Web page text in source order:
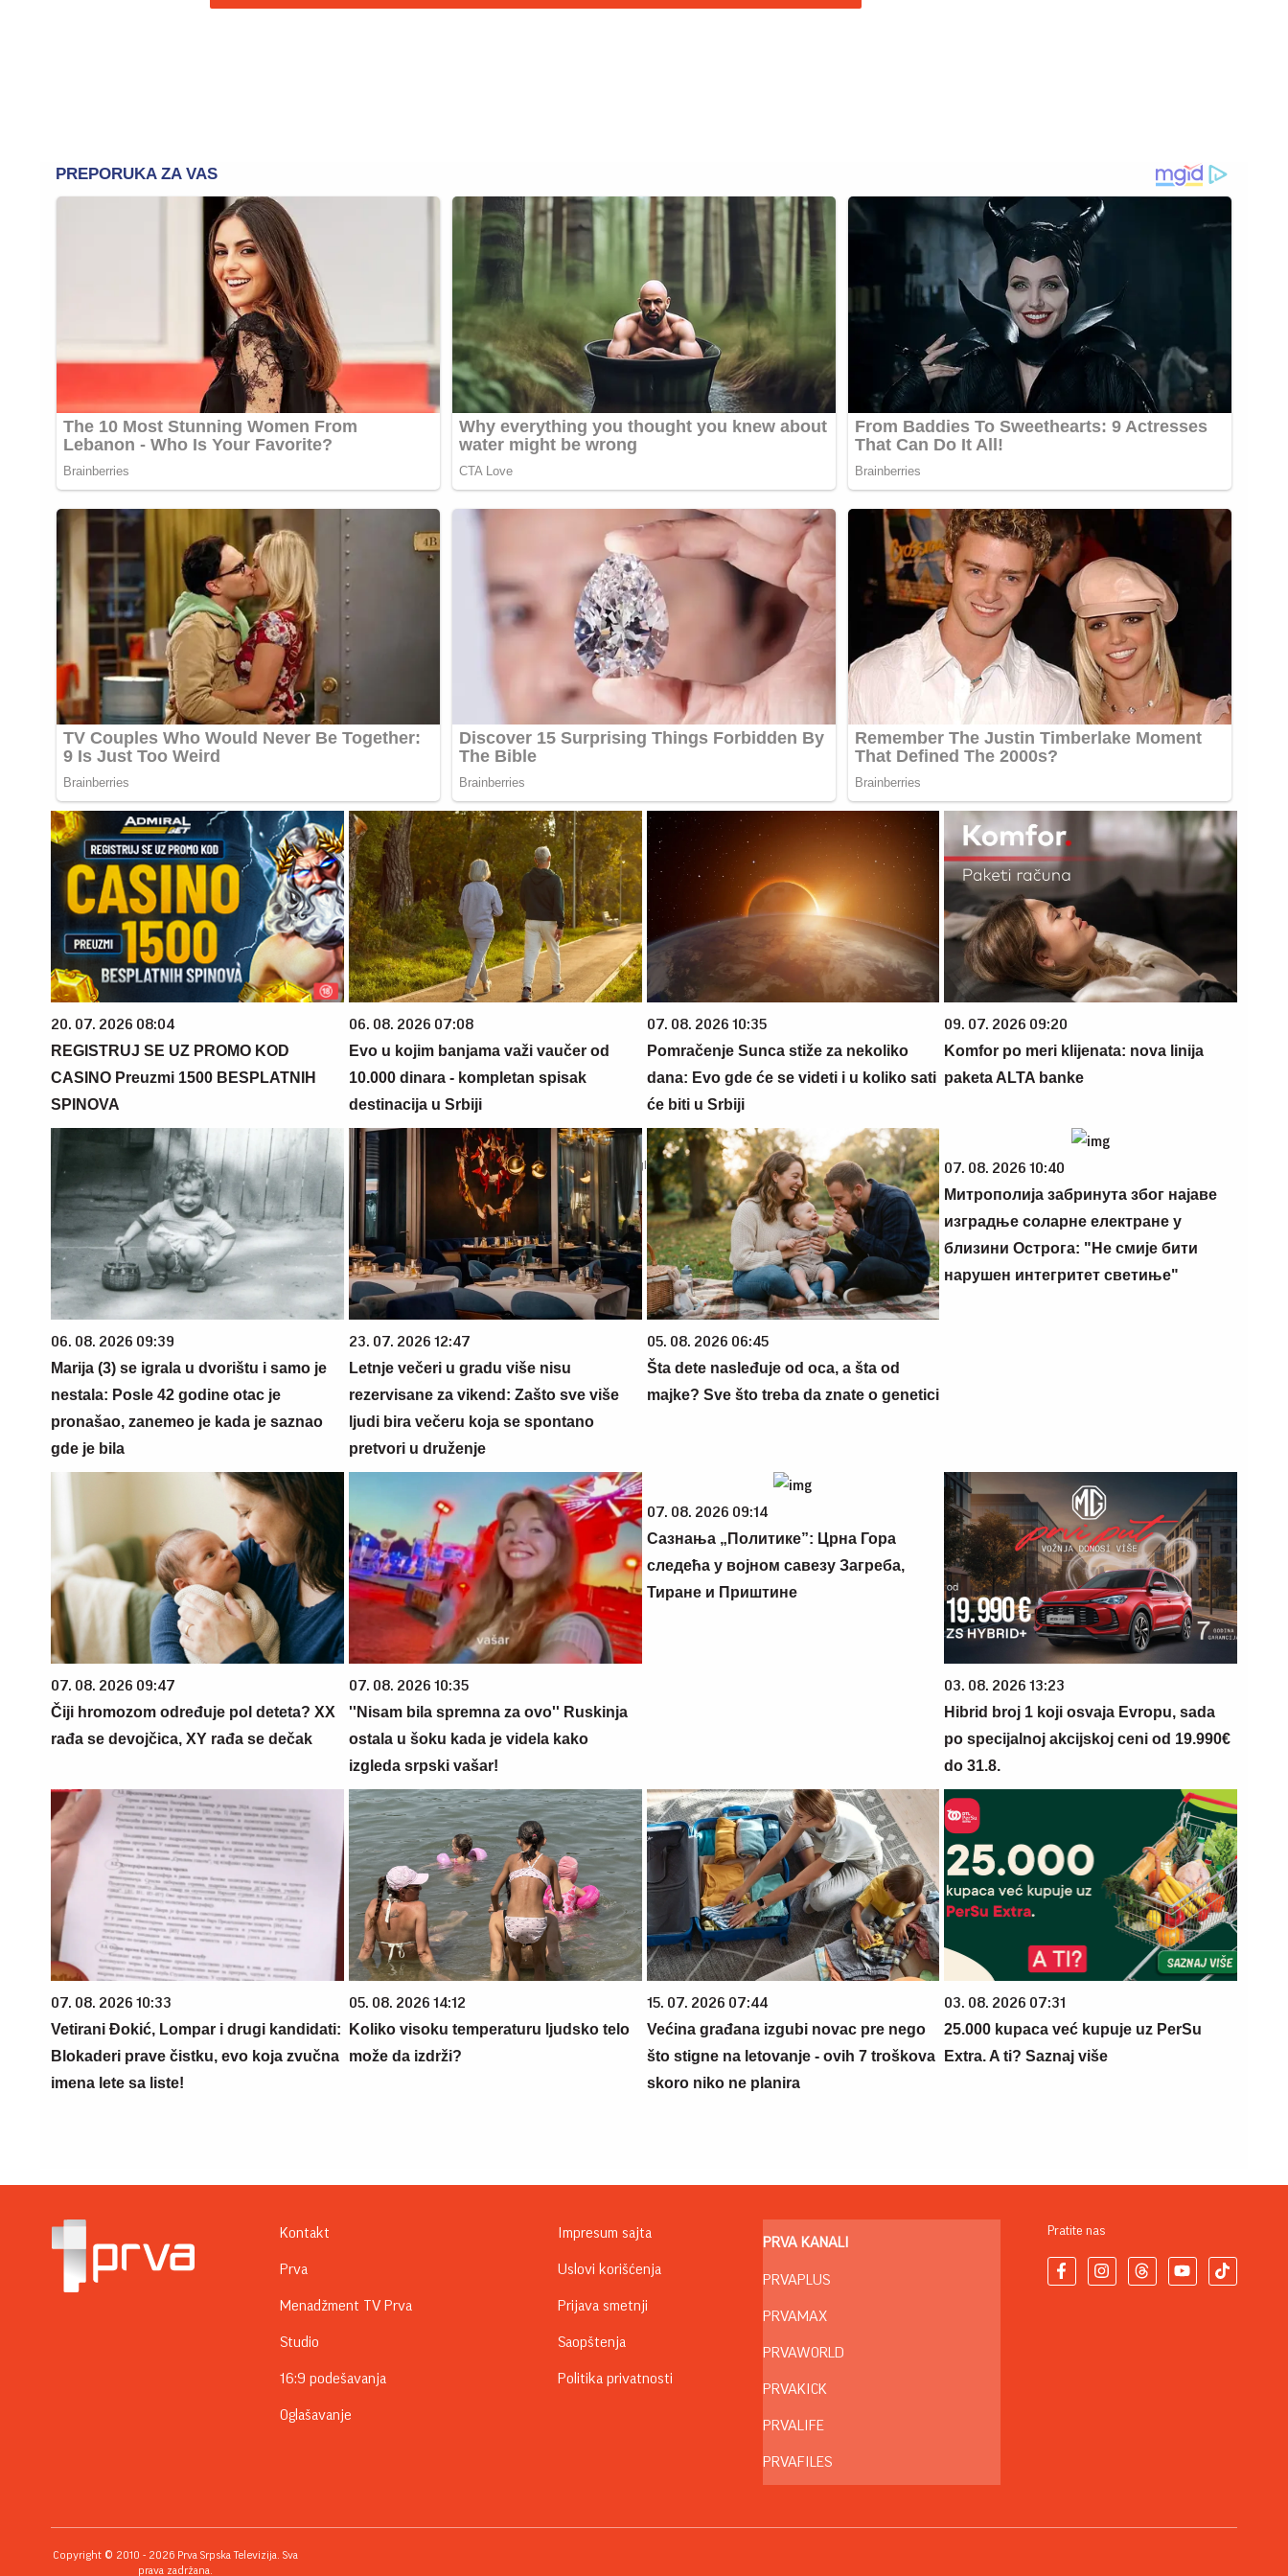
20. 07. 2026 08:04
REGISTRUJ SE UZ PROMO KOD
CASINO Preuzmi 1500 BESPLATNIH
SPINOVA
06. 08. 2026 07:08
Evo u kojim banjama važi vaučer od
10.000 dinara - kompletan spisak
destinacija u Srbiji
07. 08. 2026 10:35
Pomračenje Sunca stiže za nekoliko
dana: Evo gde će se videti i u koliko sati
će biti u Srbiji
09. 07. 2026 09:20
Komfor po meri klijenata: nova linija
paketa ALTA banke
06. 08. 2026 09:39
Marija (3) se igrala u dvorištu i samo je
nestala: Posle 42 godine otac je
pronašao, zanemeo je kada je saznao
gde je bila
23. 07. 2026 12:47
Letnje večeri u gradu više nisu
rezervisane za vikend: Zašto sve više
ljudi bira večeru koja se spontano
pretvori u druženje
05. 08. 2026 06:45
Šta dete nasleđuje od oca, a šta od
majke? Sve što treba da znate o genetici
07. 08. 2026 10:40
Митрополија забринута због најаве
изградње соларне електране у
близини Острога: "Не смије бити
нарушен интегритет светиње"
07. 08. 2026 09:47
Čiji hromozom određuje pol deteta? XX
rađa se devojčica, XY rađa se dečak
07. 08. 2026 10:35
''Nisam bila spremna za ovo'' Ruskinja
ostala u šoku kada je videla kako
izgleda srpski vašar!
07. 08. 2026 09:14
Сазнања „Политике”: Црна Гора
следећа у војном савезу Загреба,
Тиране и Приштине
03. 08. 2026 13:23
Hibrid broj 1 koji osvaja Evropu, sada
po specijalnoj akcijskoj ceni od 19.990€
do 31.8.
07. 08. 2026 10:33
Vetirani Đokić, Lompar i drugi kandidati:
Blokaderi prave čistku, evo koja zvučna
imena lete sa liste!
05. 08. 2026 14:12
Koliko visoku temperaturu ljudsko telo
može da izdrži?
15. 07. 2026 07:44
Većina građana izgubi novac pre nego
što stigne na letovanje - ovih 7 troškova
skoro niko ne planira
03. 08. 2026 07:31
25.000 kupaca već kupuje uz PerSu
Extra. A ti? Saznaj više
Kontakt
Prva
Menadžment TV Prva
Studio
16:9 podešavanja
Oglašavanje
Impresum sajta
Uslovi korišćenja
Prijava smetnji
Saopštenja
Politika privatnosti
PRVA KANALI
PRVAPLUS
PRVAMAX
PRVAWORLD
PRVAKICK
PRVALIFE
PRVAFILES
Pratite nas
Copyright © 2010 - 2026 Prva Srpska Televizija. Sva
prava zadržana.